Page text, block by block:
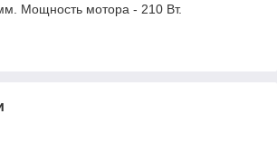
Мощность мотора - 210 Вт.